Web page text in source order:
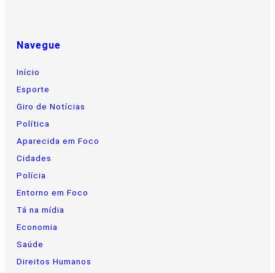
Navegue
Início
Esporte
Giro de Notícias
Política
Aparecida em Foco
Cidades
Polícia
Entorno em Foco
Tá na mídia
Economia
Saúde
Direitos Humanos